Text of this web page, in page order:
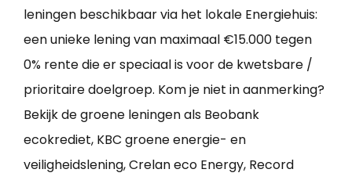
leningen beschikbaar via het lokale Energiehuis:
een unieke lening van maximaal €15.000 tegen
0% rente die er speciaal is voor de kwetsbare /
prioritaire doelgroep. Kom je niet in aanmerking?
Bekijk de groene leningen als Beobank
ecokrediet, KBC groene energie- en
veiligheidslening, Crelan eco Energy, Record